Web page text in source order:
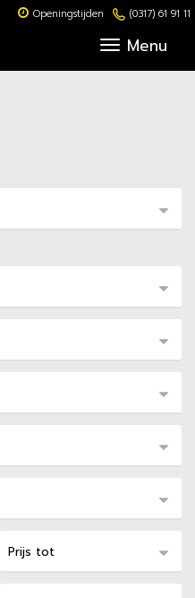
Openingstijden (0317) 61 91 11
Menu